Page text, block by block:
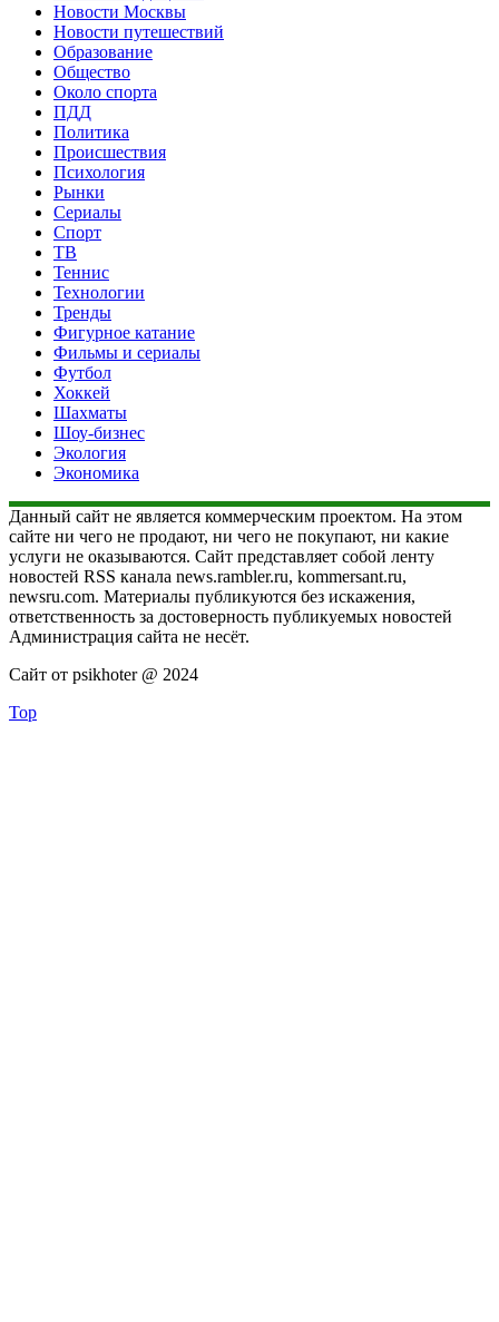
Новости Москвы
Новости путешествий
Образование
Общество
Около спорта
ПДД
Политика
Происшествия
Психология
Рынки
Сериалы
Спорт
ТВ
Теннис
Технологии
Тренды
Фигурное катание
Фильмы и сериалы
Футбол
Хоккей
Шахматы
Шоу-бизнес
Экология
Экономика
Данный сайт не является коммерческим проектом. На этом
сайте ни чего не продают, ни чего не покупают, ни какие
услуги не оказываются. Сайт представляет собой ленту
новостей RSS канала news.rambler.ru, kommersant.ru,
newsru.com. Материалы публикуются без искажения,
ответственность за достоверность публикуемых новостей
Администрация сайта не несёт.
Сайт от psikhoter @ 2024
Top